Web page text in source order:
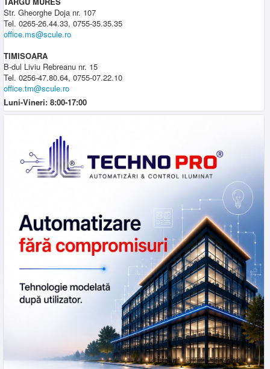
Str. Gheorghe Doja nr. 107
Tel. 0265-26.44.33, 0755-35.35.35
office.ms@scule.ro
TIMISOARA
B-dul Liviu Rebreanu nr. 15
Tel. 0256-47.80.64, 0755-07.22.10
office.tm@scule.ro
Luni-Vineri: 8:00-17:00